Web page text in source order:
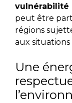
vulnérabilité
peut être
régions
aux situations
Une